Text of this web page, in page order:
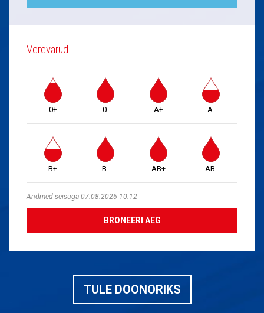
Verevarud
0+ 0- A+ A-
B+ B- AB+ AB-
Andmed seisuga 07.08.2026 10:12
BRONEERI AEG
TULE DOONORIKS